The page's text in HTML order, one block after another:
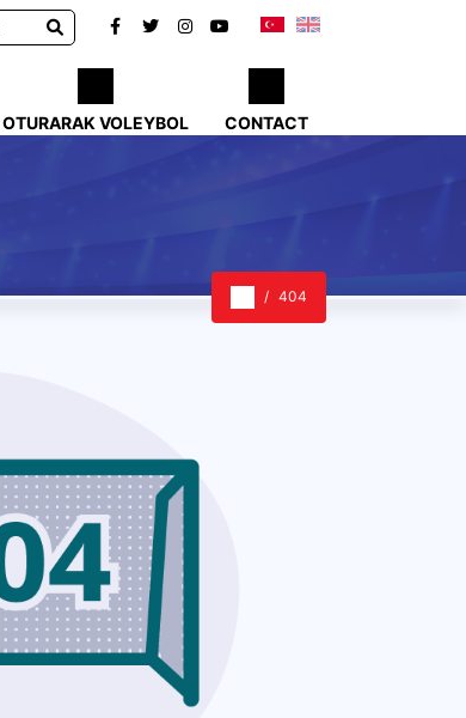
OTURARAK VOLEYBOL CONTACT
404